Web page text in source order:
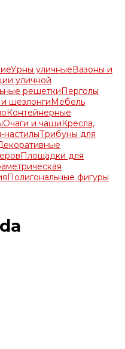
Урны уличныеВазоны и
уличной
решеткиПерголы
шезлонгиМебель
Контейнерные
Очаги и чашиКресла,
настилыТрибуны для
Площадки для
Полигональные фигуры